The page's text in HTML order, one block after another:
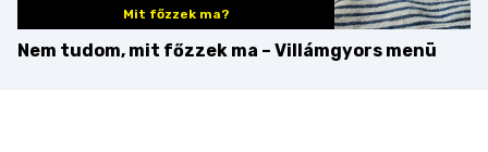
Mit főzzek ma?
Nem tudom, mit főzzek ma – Villámgyors menü